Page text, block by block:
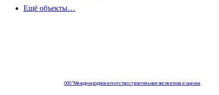
Ещё объекты…
ООО "Международное агентство строительная экспертиза и оценка